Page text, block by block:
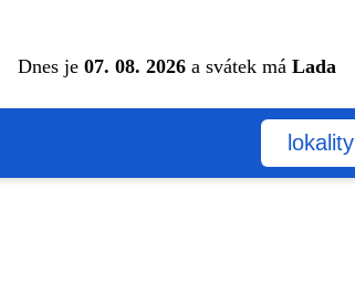
Dnes je 07. 08. 2026a svátek má Lada
lokality